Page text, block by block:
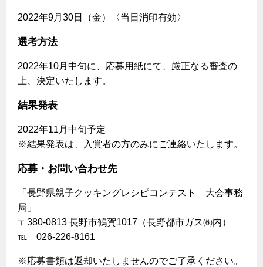
ガス使用停止のご案内
インターネット受付
2022年9月30日（金）〈当日消印有効〉
選考方法
2022年10月中旬に、応募用紙にて、厳正なる審査の
上、決定いたします。
結果発表
2022年11月中旬予定
※結果発表は、入賞者の方のみにご連絡いたします。
応募・お問い合わせ先
「長野県親子クッキングレシピコンテスト 大会事務
局」
〒380-0813 長野市鶴賀1017（長野都市ガス㈱内）
℡ 026-226-8161
※応募書類は返却いたしませんのでご了承ください。